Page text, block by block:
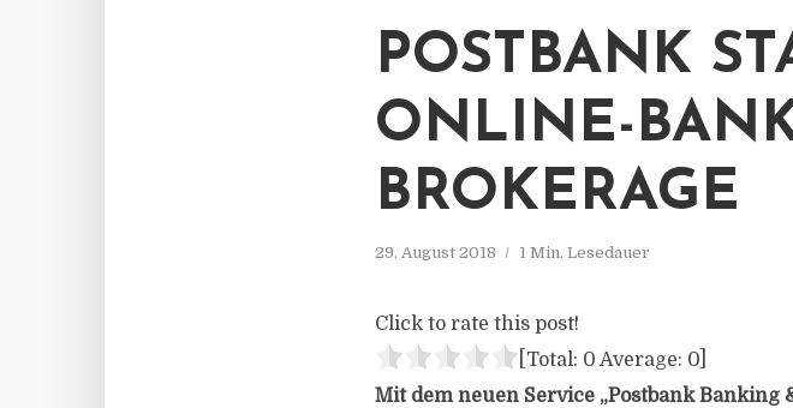
POSTBANK
ONLINE-
BROKERAGE
29. August 2018 1 Min. Lesedauer
Click to rate this post!
[Total: 0 Average: 0
Mit dem neuen Service „Postbank